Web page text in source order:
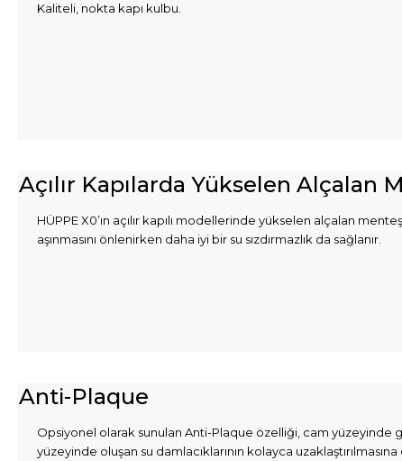
Kaliteli, nokta kapı kulbu.
Açılır Kapılarda Yükselen Alçalan
HÜPPE X0’ın açılır kapılı modellerinde yükselen alçalan
aşınmasını önlenirken daha iyi bir su sızdırmazlık da sağlanır.
Anti-Plaque
Opsiyonel olarak sunulan Anti-Plaque özelliği, cam yüzeyinde
yüzeyinde oluşan su damlacıklarının kolayca